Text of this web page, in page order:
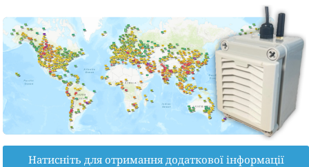
Натисніть для отримання додаткової інформації